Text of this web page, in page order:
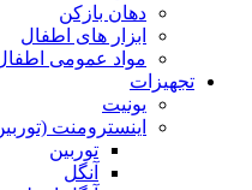
دهان بازکن
ابزار های اطفال
مواد عمومی
تجهیزات
یونیت
اینسترومنت
توربین
آنگل